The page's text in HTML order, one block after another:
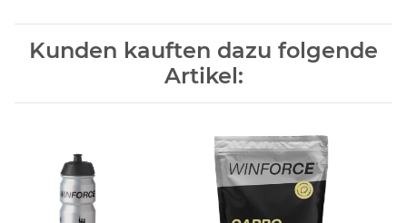
Kunden kauften dazu folgende
Artikel: